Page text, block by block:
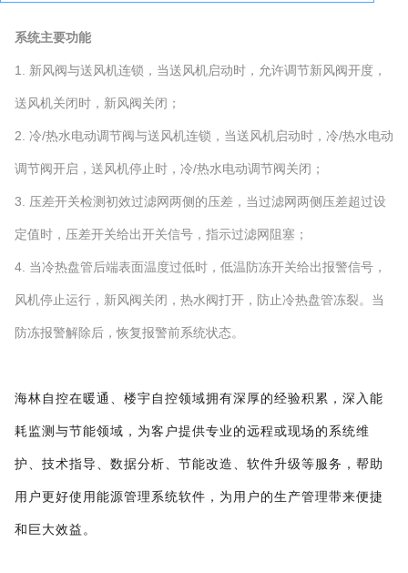
系统主要功能
1. 新风阀与送风机连锁，当送风机启动时，允许调节新风阀开度，
送风机关闭时，新风阀关闭；
2. 冷/热水电动调节阀与送风机连锁，当送风机启动时，冷/热水电动
调节阀开启，送风机停止时，冷/热水电动调节阀关闭；
3. 压差开关检测初效过滤网两侧的压差，当过滤网两侧压差超过设
定值时，压差开关给出开关信号，指示过滤网阻塞；
4. 当冷热盘管后端表面温度过低时，低温防冻开关给出报警信号，
风机停止运行，新风阀关闭，热水阀打开，防止冷热盘管冻裂。当
防冻报警解除后，恢复报警前系统状态。
海林自控在暖通、楼宇自控领域拥有深厚的经验积累，深入能
耗监测与节能领域，为客户提供专业的远程或现场的系统维
护、技术指导、数据分析、节能改造、软件升级等服务，帮助
用户更好使用能源管理系统软件，为用户的生产管理带来便捷
和巨大效益。